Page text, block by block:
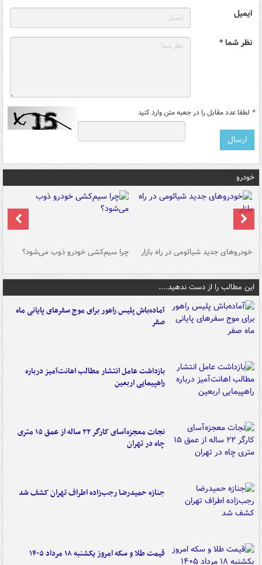
ایمیل
نظر شما *
* لطفا عدد مقابل را در جعبه متن وارد کنید
خودرو
خودروهای جدید شیائومی در راه بازار چرا سیم‌کشی خودرو ذوب می‌شود؟
این مطالب را از دست ندهید....
آماده‌باش پلیس راهور برای موج سفرهای پایانی ماه
صفر
بازداشت عامل انتشار مطالب اهانت‌آمیز درباره
راهپیمایی اربعین
نجات معجزه‌آسای کارگر ۲۲ ساله از عمق ۱۵ متری
چاه در تهران
جنازه حمیدرضا رجب‌زاده اطراف تهران کشف شد
قیمت طلا و سکه امروز یکشنبه ۱۸ مرداد ۱۴۰۵